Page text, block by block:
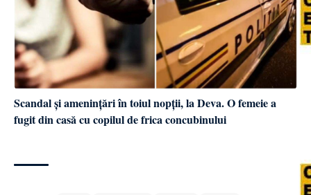
Scandal și amenințări în toiul nopții, la Deva. O femeie a
fugit din casă cu copilul de frica concubinului